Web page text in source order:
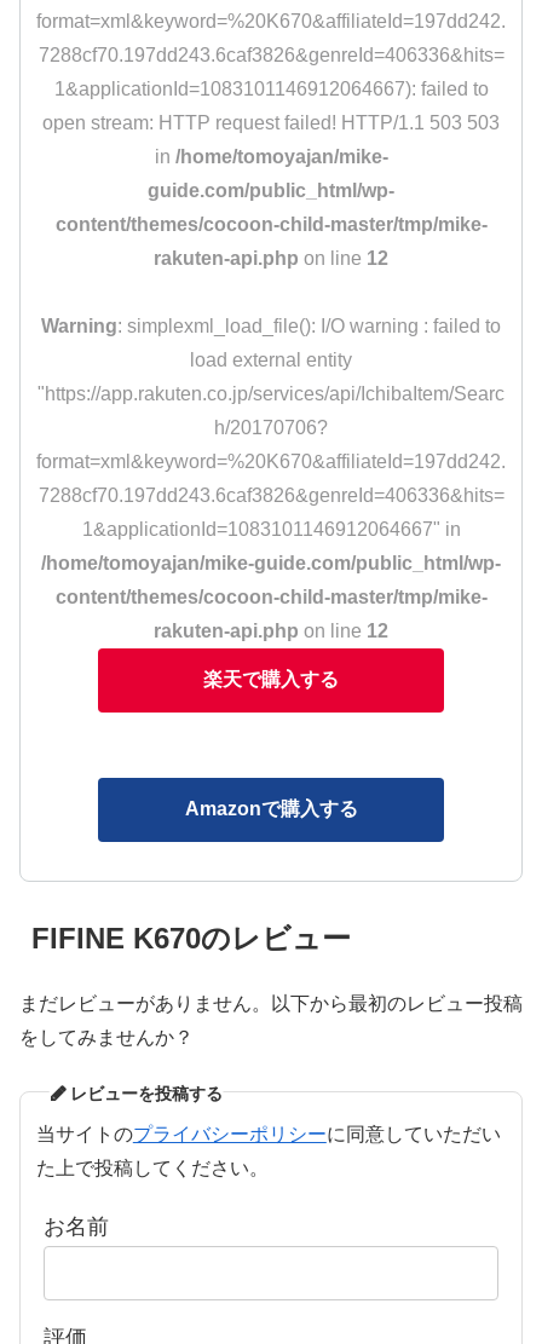
format=xml&keyword=%20K670&affiliateId=197dd242.
7288cf70.197dd243.6caf3826&genreId=406336&hits=
1&applicationId=1083101146912064667): failed to
open stream: HTTP request failed! HTTP/1.1 503 503
in /home/tomoyajan/mike-
guide.com/public_html/wp-
content/themes/cocoon-child-master/tmp/mike-
rakuten-api.php on line 12
Warning: simplexml_load_file(): I/O warning : failed to
load external entity
"https://app.rakuten.co.jp/services/api/IchibaItem/Searc
h/20170706?
format=xml&keyword=%20K670&affiliateId=197dd242.
7288cf70.197dd243.6caf3826&genreId=406336&hits=
1&applicationId=1083101146912064667" in
/home/tomoyajan/mike-guide.com/public_html/wp-
content/themes/cocoon-child-master/tmp/mike-
rakuten-api.php on line 12
楽天で購入する
Amazonで購入する
FIFINE K670のレビュー
まだレビューがありません。以下から最初のレビュー投稿
をしてみませんか？
レビューを投稿する
当サイトのプライバシーポリシーに同意していただい
た上で投稿してください。
お名前
評価